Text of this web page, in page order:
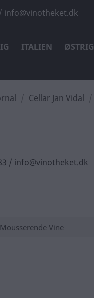
/ info@vinotheket.dk
ITALIEN ØSTRIG
Cellar Jan Vidal
/ info@vinotheket.dk
Mousserende Vine